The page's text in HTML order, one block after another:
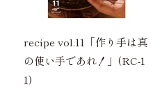
recipe vol.11「作り手は真
の使い手であれ！」(RC-1
1)